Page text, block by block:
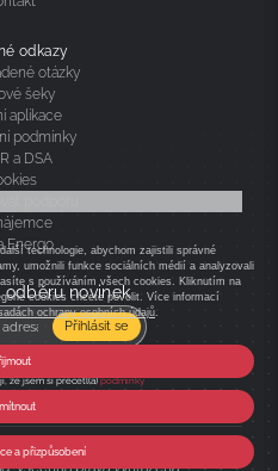
technologie, abychom zajistili správné
umožnili funkce sociálních médií a analyzovali
s používáním všech cookies. Kliknutím na
cookies chcete povolit. Více informací
ochrany osobních údajů.
a přizpůsobení
odkazy
otázky
šeky
aplikace
podmínky
a DSA
Energo
odběru novinek
Přihlásit se
odběru Newsletteru souhlasím
údajů pro účely zasílání
že jsem si přečetl(a)podmínky